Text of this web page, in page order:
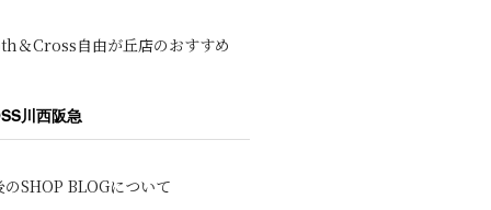
＆Cross自由が丘店のおすすめ
川西阪急
のSHOP BLOGについて